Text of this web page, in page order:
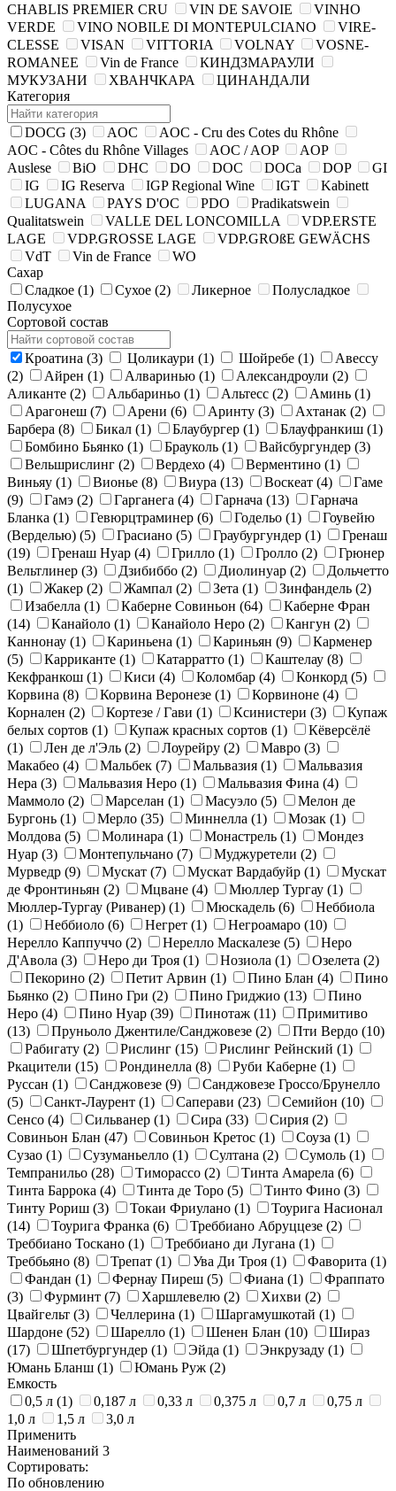
CHABLIS PREMIER CRU VIN DE SAVOIE
VINHO
VERDE
VINO NOBILE DI MONTEPULCIANO
VIRE-
CLESSE
VISAN VITTORIA VOLNAY
VOSNE-
ROMANEE
Vin de France
КИНДЗМАРАУЛИ
МУКУЗАНИ
ХВАНЧКАРА
ЦИНАНДАЛИ
Категория
DOCG (3) AOC
AOC - Cru des Cotes du Rhône
AOC - Côtes du Rhône Villages
AOC / AOP
AOP
Auslese
BiO DHC DO DOC DOCa DOP
GI
IG
IG Reserva IGP Regional Wine IGT
Kabinett
LUGANA
PAYS D'OC PDO
Pradikatswein
Qualitatswein
VALLE DEL LONCOMILLA
VDP.ERSTE
LAGE
VDP.GROSSE LAGE
VDP.GROßE GEWÄCHS
VdT
Vin de France
WO
Сахар
Сладкое (1) Сухое (2) Ликерное
Полусладкое
Полусухое
Сортовой состав
Кроатина (3) Цоликаури (1) Шойребе (1)
Авессу
(2)
Айрен (1) Алваринью (1) Александроули (2)
Аликанте (2) Альбариньо (1) Альтесс (2) Аминь (1)
Арагонеш (7) Арени (6) Аринту (3) Ахтанак (2)
Барбера (8) Бикал (1) Блаубургер (1) Блауфранкиш (1)
Бомбино Бьянко (1) Брауколь (1) Вайсбургундер (3)
Вельшрислинг (2) Вердехо (4) Верментино (1)
Виньяу (1) Вионье (8) Виура (13) Воскеат (4)
Гаме
(9)
Гамэ (2) Гарганега (4) Гарнача (13)
Гарнача
Бланка (1) Гевюрцтраминер (6) Годельо (1)
Гоувейю
(Верделью) (5) Грасиано (5) Граубургундер (1)
Гренаш
(19)
Гренаш Нуар (4) Грилло (1) Гролло (2)
Грюнер
Вельтлинер (3) Дзибиббо (2) Диолинуар (2)
Дольчетто
(1)
Жакер (2) Жампал (2) Зета (1) Зинфандель (2)
Изабелла (1) Каберне Совиньон (64)
Каберне Фран
(14)
Канайоло (1) Канайоло Неро (2) Кангун (2)
Каннонау (1) Кариньена (1) Кариньян (9)
Карменер
(5)
Карриканте (1) Катарратто (1) Каштелау (8)
Кекфранкош (1) Киси (4) Коломбар (4) Конкорд (5)
Корвина (8) Корвина Веронезе (1) Корвиноне (4)
Корнален (2) Кортезе / Гави (1) Ксинистери (3)
Купаж
белых сортов (1) Купаж красных сортов (1)
Кёверсёлё
(1)
Лен де л'Эль (2) Лоурейру (2) Мавро (3)
Макабео (4) Мальбек (7) Мальвазия (1)
Мальвазия
Нера (3) Мальвазия Неро (1) Мальвазия Фина (4)
Маммоло (2) Марселан (1) Масуэло (5)
Мелон де
Бургонь (1) Мерло (35) Миннелла (1) Мозак (1)
Молдова (5) Молинара (1) Монастрель (1)
Мондез
Нуар (3) Монтепульчано (7) Муджуретели (2)
Мурведр (9) Мускат (7) Мускат Вардабуйр (1)
Мускат
де Фронтиньян (2) Мцване (4) Мюллер Тургау (1)
Мюллер-Тургау (Риванер) (1) Мюскадель (6)
Неббиола
(1)
Неббиоло (6) Негрет (1) Негроамаро (10)
Нерелло Каппуччо (2) Нерелло Маскалезе (5)
Неро
Д'Авола (3) Неро ди Троя (1) Нозиола (1) Озелета (2)
Пекорино (2) Петит Арвин (1) Пино Блан (4)
Пино
Бьянко (2) Пино Гри (2) Пино Гриджио (13)
Пино
Неро (4) Пино Нуар (39) Пинотаж (11)
Примитиво
(13)
Пруньоло Джентиле/Санджовезе (2) Пти Вердо (10)
Рабигату (2) Рислинг (15) Рислинг Рейнский (1)
Ркацители (15) Рондинелла (8) Руби Каберне (1)
Руссан (1) Санджовезе (9)
Санджовезе Гроссо/Брунелло
(5)
Санкт-Лаурент (1) Саперави (23) Семийон (10)
Сенсо (4) Сильванер (1) Сира (33) Сирия (2)
Совиньон Блан (47) Совиньон Кретос (1) Соуза (1)
Сузао (1) Сузуманьелло (1) Султана (2) Сумоль (1)
Темпранильо (28) Тиморассо (2) Тинта Амарела (6)
Тинта Баррока (4) Тинта де Торо (5) Тинто Фино (3)
Тинту Рориш (3) Токаи Фриулано (1)
Тоурига Насионал
(14)
Тоурига Франка (6) Треббиано Абруццезе (2)
Треббиано Тоскано (1) Треббиано ди Лугана (1)
Треббьяно (8) Трепат (1) Ува Ди Троя (1) Фаворита (1)
Фандан (1) Фернау Пиреш (5) Фиана (1)
Фраппато
(3)
Фурминт (7) Харшлевелю (2) Хихви (2)
Цвайгельт (3) Челлерина (1) Шаргамушкотай (1)
Шардоне (52) Шарелло (1) Шенен Блан (10)
Шираз
(17)
Шпетбургундер (1) Эйда (1) Энкрузаду (1)
Юмань Бланш (1) Юмань Руж (2)
Емкость
0,5 л (1) 0,187 л 0,33 л 0,375 л 0,7 л
0,75 л
1,0 л
1,5 л
3,0 л
Применить
Наименований 3
Сортировать:
По обновлению